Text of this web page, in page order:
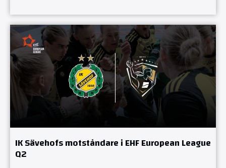
IK Sävehofs motståndare i EHF European League
Q2